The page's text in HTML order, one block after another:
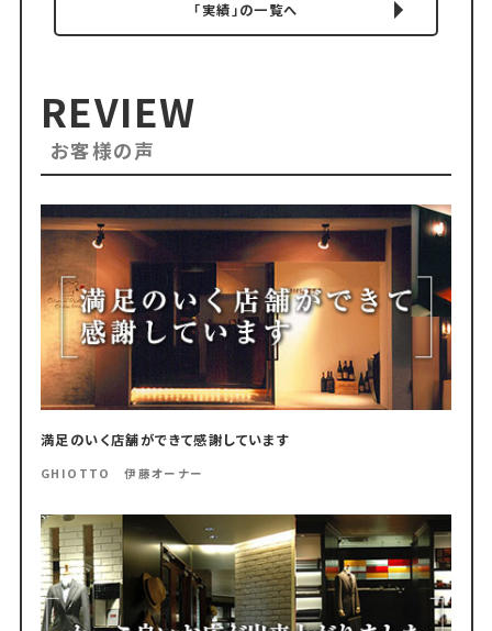
「実績」の一覧へ
REVIEW
お客様の声
満足のいく店舗ができて感謝しています
GHIOTTO 伊藤オーナー